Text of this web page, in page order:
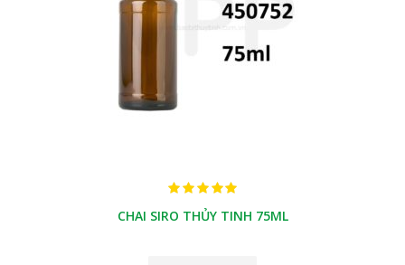
CHAI SIRO THỦY TINH 75ML